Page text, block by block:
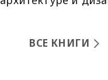
ВСЕ КНИГИ